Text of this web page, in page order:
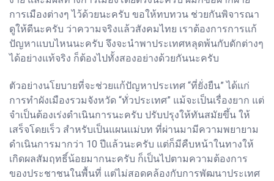
การเมืองต่างๆ ไว้ด้วยนะครับ ขอให้ทบทวน ช่วยกันพิจารณา
ดูให้ดีนะครับ ว่าความจริงแล้วสังคมไทย เราต้องการการแก้
ปัญหาแบบไหนนะครับ จึงจะนำพาประเทศหลุดพ้นกับดักต่างๆ
ได้อย่างแท้จริง ก็ต้องไปทั้งสองอย่างด้วยกันนะครับ
ตัวอย่างนโยบายที่จะช่วยแก้ปัญหาประเทศ “ที่ยั่งยืน” ได้แก่
การทำผังเมืองรวมจังหวัด “ทั่วประเทศ” แม้จะเป็นเรื่องยาก แต่
จำเป็นต้องเร่งดำเนินการนะครับ ปรับปรุงให้ทันสมัยขึ้น ให้
เสร็จโดยเร็ว สำหรับเป็นแผนแม่บท ที่ผ่านมามีความพยายาม
ดำเนินการมากว่า 10 ปีแล้วนะครับ แต่ก็มีคืบหน้าในทางให้
เกิดผลสัมฤทธิ์น้อยมากนะครับ ก็เป็นไปตามความต้องการ
ของประชาชนในพื้นที่ แต่ไม่สอดคล้องกับการพัฒนาประเทศ